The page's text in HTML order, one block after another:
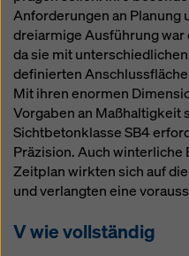
Anforderungen an Planung
dreiarmige Ausführung
da sie mit
definierten
Mit ihren enormen
Vorgaben an Maßhaltigkeit
Sichtbetonklasse SB4
Präzision. Auch winterliche
Zeitplan wirkten sich auf
und verlangten eine
V wie vollständig